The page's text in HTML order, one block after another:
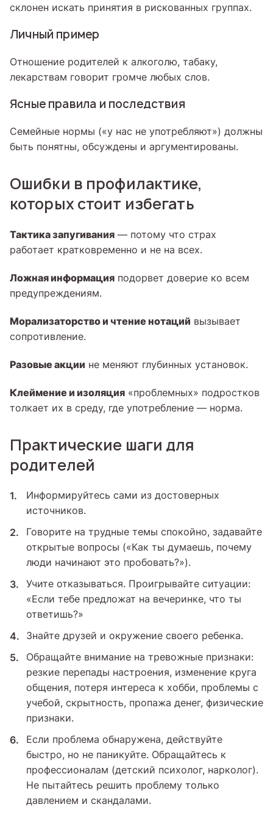
склонен искать принятия в рискованных группах.
Личный пример
Отношение родителей к алкоголю, табаку,
лекарствам говорит громче любых слов.
Ясные правила и последствия
Семейные нормы («у нас не употребляют») должны
быть понятны, обсуждены и аргументированы.
Ошибки в профилактике,
которых стоит избегать
Тактика запугивания — потому что страх
работает кратковременно и не на всех.
Ложная информация подорвет доверие ко всем
предупреждениям.
Морализаторство и чтение нотаций вызывает
сопротивление.
Разовые акции не меняют глубинных установок.
Клеймение и изоляция «проблемных» подростков
толкает их в среду, где употребление — норма.
Практические шаги для
родителей
Информируйтесь сами из достоверных
источников.
Говорите на трудные темы спокойно, задавайте
открытые вопросы («Как ты думаешь, почему
люди начинают это пробовать?»).
Учите отказываться. Проигрывайте ситуации:
«Если тебе предложат на вечеринке, что ты
ответишь?»
Знайте друзей и окружение своего ребенка.
Обращайте внимание на тревожные признаки:
резкие перепады настроения, изменение круга
общения, потеря интереса к хобби, проблемы с
учебой, скрытность, пропажа денег, физические
признаки.
Если проблема обнаружена, действуйте
быстро, но не паникуйте. Обращайтесь к
профессионалам (детский психолог, нарколог).
Не пытайтесь решить проблему только
давлением и скандалами.